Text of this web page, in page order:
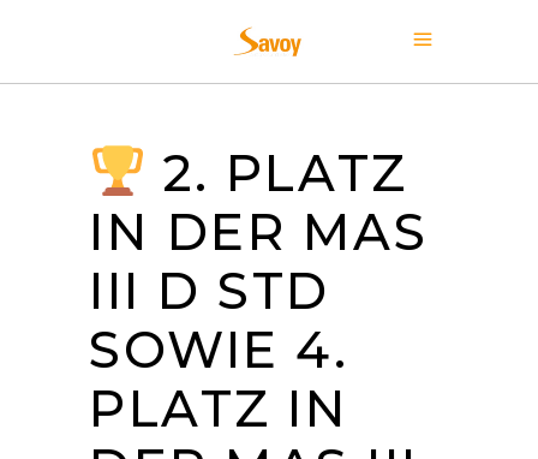
2. PLATZ
IN DER MAS
III D STD
SOWIE 4.
PLATZ IN